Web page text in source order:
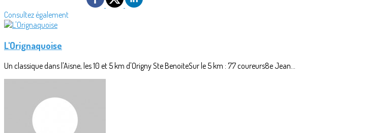
Consultez également
L'Orignaquoise
Un classique dans l'Aisne, les 10 et 5 km d'Origny Ste BenoiteSur le 5 km : 77 coureurs8e Jean...